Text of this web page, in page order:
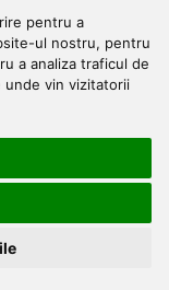
pentru a
ul nostru, pentru
a analiza traficul de
vin vizitatorii